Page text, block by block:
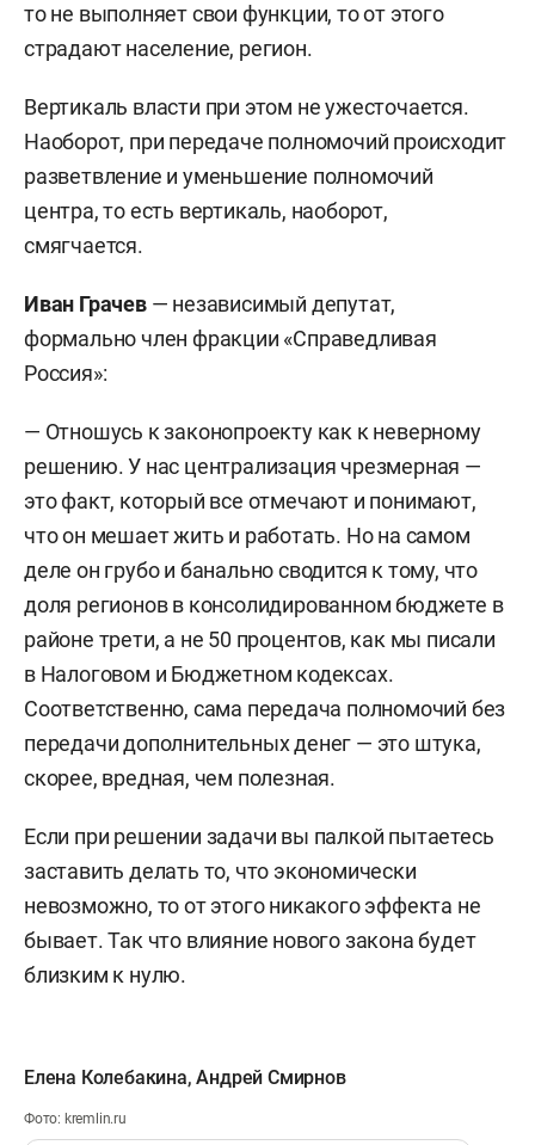
то не выполняет свои функции, то от этого
страдают население, регион.
Вертикаль власти при этом не ужесточается.
Наоборот, при передаче полномочий происходит
разветвление и уменьшение полномочий
центра, то есть вертикаль, наоборот,
смягчается.
Иван Грачев— независимый депутат,
формально член фракции «Справедливая
Россия»:
— Отношусь к законопроекту как к неверному
решению. У нас централизация чрезмерная —
это факт, который все отмечают и понимают,
что он мешает жить и работать. Но на самом
деле он грубо и банально сводится к тому, что
доля регионов в консолидированном бюджете в
районе трети, а не 50 процентов, как мы писали
в Налоговом и Бюджетном кодексах.
Соответственно, сама передача полномочий без
передачи дополнительных денег — это штука,
скорее, вредная, чем полезная.
Если при решении задачи вы палкой пытаетесь
заставить делать то, что экономически
невозможно, то от этого никакого эффекта не
бывает. Так что влияние нового закона будет
близким к нулю.
Елена Колебакина,Андрей Смирнов
Фото: kremlin.ru